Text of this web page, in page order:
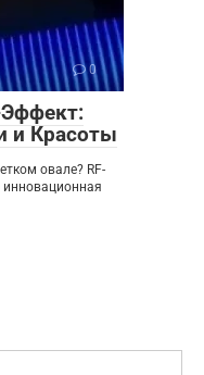
0
Эффект:
и Красоты
овале? RF-
инновационная